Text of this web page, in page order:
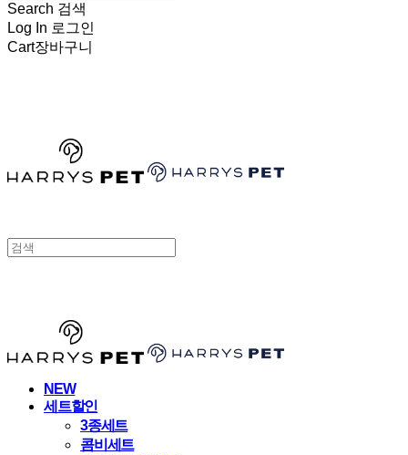
Search 검색
Log In 로그인
Cart장바구니
NEW
세트할인
3종세트
콤비세트